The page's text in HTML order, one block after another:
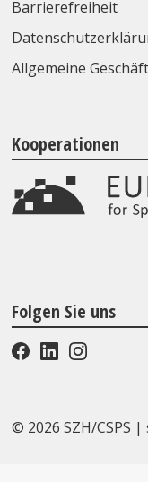
Barrierefreiheit
Allgemeine
Kooperationen
Folgen Sie uns
© 2026 SZH/CSPS |